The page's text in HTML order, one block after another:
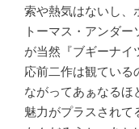
索や熱気はないし、
トーマス・アンダー
が当然『ブギーナイ
応前二作は観ている
ながってあぁなる
魅力がプラスされて